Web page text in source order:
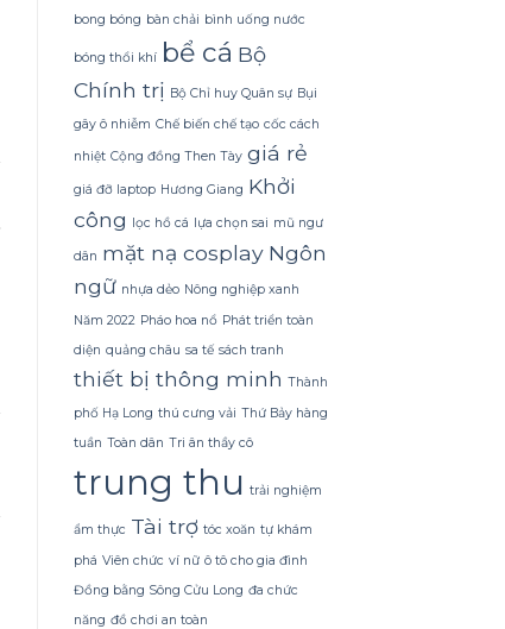
Dừa
Gội
bong bóng bàn chải bình uống nước
bóng thổi khí bể cá Bộ
Chính trị Bộ Chỉ huy Quân sự Bụi
gây ô nhiễm Chế biến chế tạo cốc cách
nhiệt Cộng đồng Then Tày giá rẻ
giá đỡ laptop Hương Giang Khởi
công lọc hồ cá lựa chọn sai mũ ngư
dân mặt nạ cosplay Ngôn
ngữ nhựa dẻo Nông nghiệp xanh
Năm 2022 Pháo hoa nổ Phát triển toàn
diện quảng châu sa tế sách tranh
thiết bị thông minh Thành
phố Hạ Long thú cưng vải Thứ Bảy hàng
tuần Toàn dân Tri ân thầy cô
trung thu trải nghiệm
ẩm thực Tài trợ tóc xoăn tự khám
phá Viên chức ví nữ ô tô cho gia đình
Đồng bằng Sông Cửu Long đa chức
năng đồ chơi an toàn